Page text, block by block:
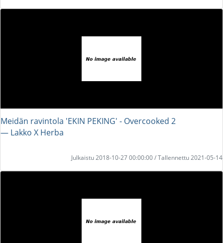
Meidän ravintola 'EKIN PEKING' - Overcooked 2
― Lakko X Herba
Julkaistu 2018-10-27 00:00:00 / Tallennettu 2021-05-14